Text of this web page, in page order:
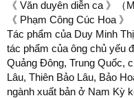
《 Văn duyên diễn ca 》（
《 Phạm Công Cúc Hoa
Tác phẩm của Duy Minh
tác phẩm của ông chủ yếu
Quảng Đông, Trung Quốc,
Lâu, Thiên Bảo Lâu, Bảo
ngành xuất bản ở Nam Kỳ